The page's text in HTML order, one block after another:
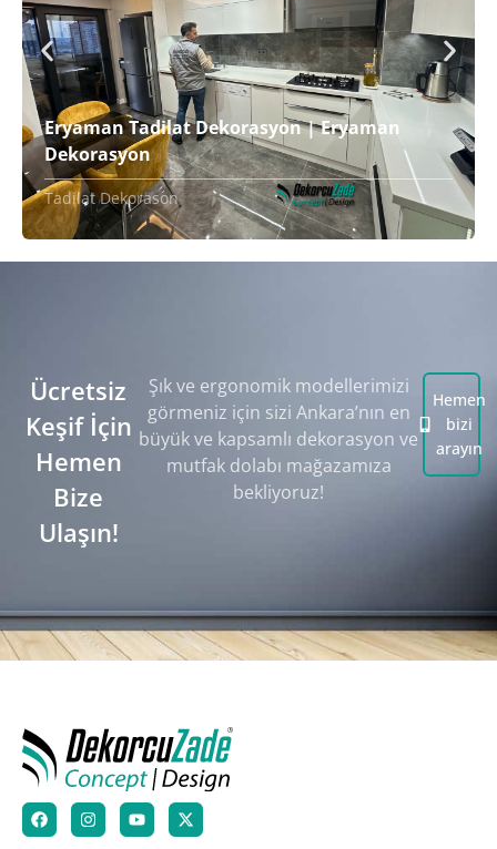
Eryaman Tadilat Dekorasyon | Eryaman
Dekorasyon
Tadilat Dekorason
Ücretsiz
Keşif İçin
Hemen
Bize
Ulaşın!
Şık ve ergonomik modellerimizi
görmeniz için sizi Ankara’nın en
büyük ve kapsamlı dekorasyon ve
mutfak dolabı mağazamıza
bekliyoruz!
Hemen
bizi
arayın